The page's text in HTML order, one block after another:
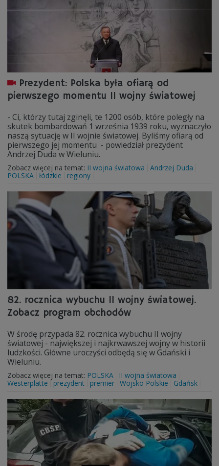
Prezydent: Polska była ofiarą od
pierwszego momentu II wojny światowej
- Ci, którzy tutaj zginęli, te 1200 osób, które poległy na
skutek bombardowań 1 września 1939 roku, wyznaczyło
naszą sytuację w II wojnie światowej. Byliśmy ofiarą od
pierwszego jej momentu - powiedział prezydent
Andrzej Duda w Wieluniu.
Zobacz więcej na temat: II wojna światowa
Andrzej Duda
POLSKA łódzkie regiony
82. rocznica wybuchu II wojny światowej.
Zobacz program obchodów
W środę przypada 82. rocznica wybuchu II wojny
światowej - największej i najkrwawszej wojny w historii
ludzkości. Główne uroczyści odbędą się w Gdański i
Wieluniu.
Zobacz więcej na temat: POLSKA
II wojna światowa
Westerplatte
prezydent premier Wojsko Polskie Gdańsk